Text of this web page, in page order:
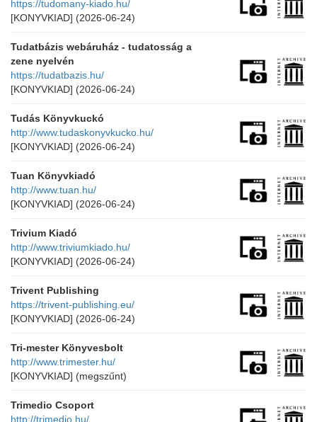
https://tudomany-kiado.hu/
[KONYVKIAD] (2026-06-24)
Tudatbázis webáruház - tudatosság a
zene nyelvén
https://tudatbazis.hu/
[KONYVKIAD] (2026-06-24)
Tudás Könyvkuckó
http://www.tudaskonyvkucko.hu/
[KONYVKIAD] (2026-06-24)
Tuan Könyvkiadó
http://www.tuan.hu/
[KONYVKIAD] (2026-06-24)
Trivium Kiadó
http://www.triviumkiado.hu/
[KONYVKIAD] (2026-06-24)
Trivent Publishing
https://trivent-publishing.eu/
[KONYVKIAD] (2026-06-24)
Tri-mester Könyvesbolt
http://www.trimester.hu/
[KONYVKIAD] (megszűnt)
Trimedio Csoport
http://trimedio.hu/